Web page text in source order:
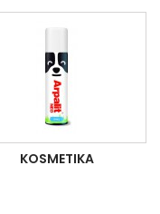
KOSMETIKA